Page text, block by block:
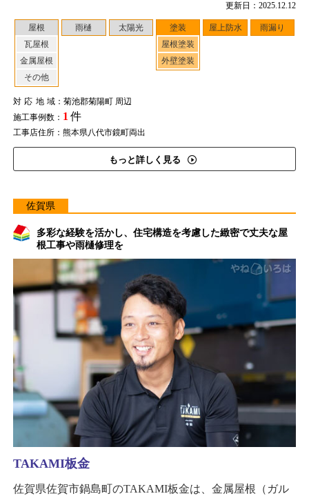
更新日：2025.12.12
屋根
瓦屋根
金属屋根
その他
雨樋 太陽光
塗装
屋根塗装
外壁塗装
屋上防水 雨漏り
対応地域：菊池郡菊陽町 周辺
施工事例数： 1 件
工事店住所：熊本県八代市鏡町両出
もっと詳しく見る
佐賀県
多彩な経験を活かし、住宅構造を考慮した緻密で丈夫な屋
根工事や雨樋修理を
TAKAMI板金
佐賀県佐賀市鍋島町のTAKAMI板金は、金属屋根（ガル